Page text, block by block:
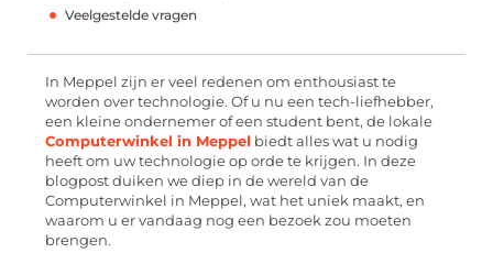
Veelgestelde vragen
In Meppel zijn er veel redenen om enthousiast te
worden over technologie. Of u nu een tech-liefhebber,
een kleine ondernemer of een student bent, de lokale
Computerwinkel in Meppel biedt alles wat u nodig
heeft om uw technologie op orde te krijgen. In deze
blogpost duiken we diep in de wereld van de
Computerwinkel in Meppel, wat het uniek maakt, en
waarom u er vandaag nog een bezoek zou moeten
brengen.